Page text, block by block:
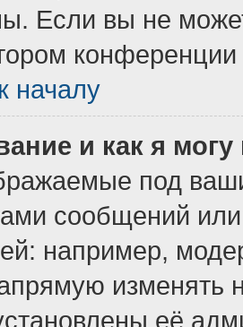
Если вы не
началу
и как я
под
сообщений
например,
изменять
её